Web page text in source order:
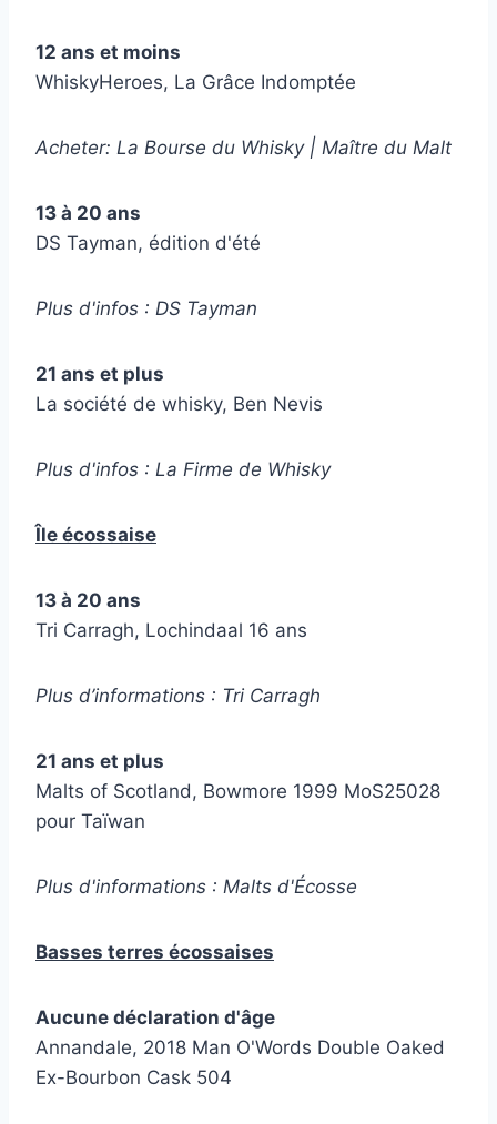
12 ans et moins
WhiskyHeroes, La Grâce Indomptée
Acheter: La Bourse du Whisky | Maître du Malt
13 à 20 ans
DS Tayman, édition d'été
Plus d'infos : DS Tayman
21 ans et plus
La société de whisky, Ben Nevis
Plus d'infos : La Firme de Whisky
Île écossaise
13 à 20 ans
Tri Carragh, Lochindaal 16 ans
Plus d’informations : Tri Carragh
21 ans et plus
Malts of Scotland, Bowmore 1999 MoS25028
pour Taïwan
Plus d'informations : Malts d'Écosse
Basses terres écossaises
Aucune déclaration d'âge
Annandale, 2018 Man O'Words Double Oaked
Ex-Bourbon Cask 504